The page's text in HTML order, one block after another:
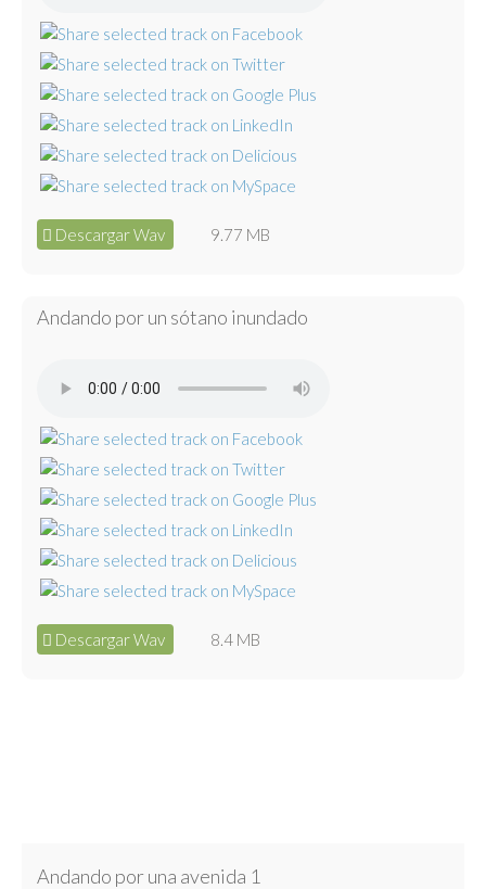
Descargar Wav 9.77 MB
Andando por un sótano inundado
Descargar Wav 8.4 MB
Andando por una avenida 1